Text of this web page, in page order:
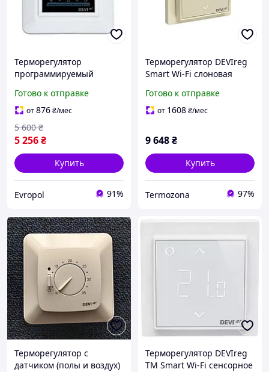
Терморегулятор
программируемый
Готово к отправке
от876₴/мес
5 256₴
5 600 ₴
Купить
Evropol 91%
Терморегулятор DEVIreg
Smart Wi-Fi слоновая
Готово к отправке
от 1608₴/мес
9 648₴
Купить
Termozona 97%
Терморегулятор с
датчиком (полы и воздух)
Терморегулятор DEVIreg
TM Smart Wi-Fi сенсорное